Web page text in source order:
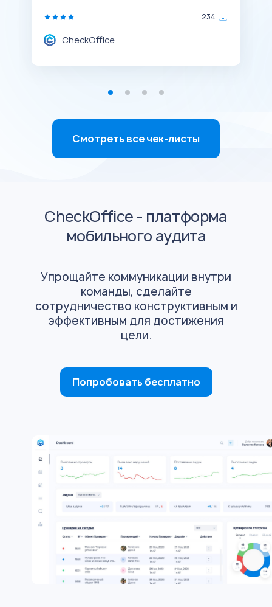
234
CheckOffice
Смотреть все чек-листы
CheckOffice - платформа
мобильного аудита
Упрощайте коммуникации внутри
команды, сделайте
сотрудничество конструктивным и
эффективным для достижения
цели.
Попробовать бесплатно